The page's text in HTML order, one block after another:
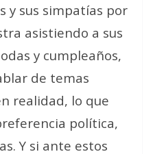
y sus simpatías por
asistiendo a sus
y cumpleaños,
de temas
realidad, lo que
política,
Y si ante estos